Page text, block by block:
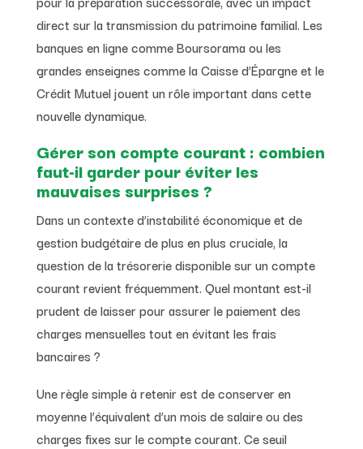
direct sur la transmission du patrimoine familial. Les
banques en ligne comme Boursorama ou les
grandes enseignes comme la Caisse d’Épargne et le
Crédit Mutuel jouent un rôle important dans cette
nouvelle dynamique.
Gérer son compte courant : combien
faut-il garder pour éviter les
mauvaises surprises ?
Dans un contexte d’instabilité économique et de
gestion budgétaire de plus en plus cruciale, la
question de la trésorerie disponible sur un compte
courant revient fréquemment. Quel montant est-il
prudent de laisser pour assurer le paiement des
charges mensuelles tout en évitant les frais
bancaires ?
Une règle simple à retenir est de conserver en
moyenne l’équivalent d’un mois de salaire ou des
charges fixes sur le compte courant. Ce seuil